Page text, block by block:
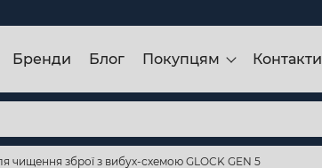
Бренди Блог Покупцям Контакти
чищення зброї з вибух-схемою GLOCK GEN 5